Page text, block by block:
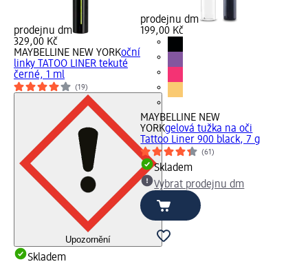
prodejnu dm
329,00 Kč
MAYBELLINE NEW YORKoční
linky TATOO LINER tekuté
černé, 1 ml
(19)
Upozornění
Skladem
prodejnu dm
199,00 Kč
MAYBELLINE NEW
YORKgelová tužka na oči
Tattoo Liner 900 black, 7 g
(61)
Skladem
Vybrat prodejnu dm